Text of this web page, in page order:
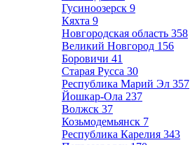
Гусиноозерск 9
Кяхта 9
Новгородская область 358
Великий Новгород 156
Боровичи 41
Старая Русса 30
Республика Марий Эл 357
Йошкар-Ола 237
Волжск 37
Козьмодемьянск 7
Республика Карелия 343